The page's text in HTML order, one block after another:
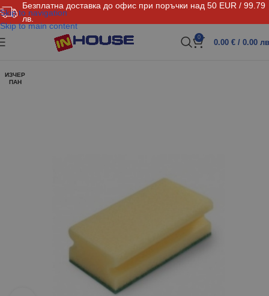
Безплатна доставка до офис при поръчки над 50 EUR / 99.79
лв.
Skip to navigation
Skip to main content
0
0.00 € / 0.00
ИЗЧЕР
ПАН